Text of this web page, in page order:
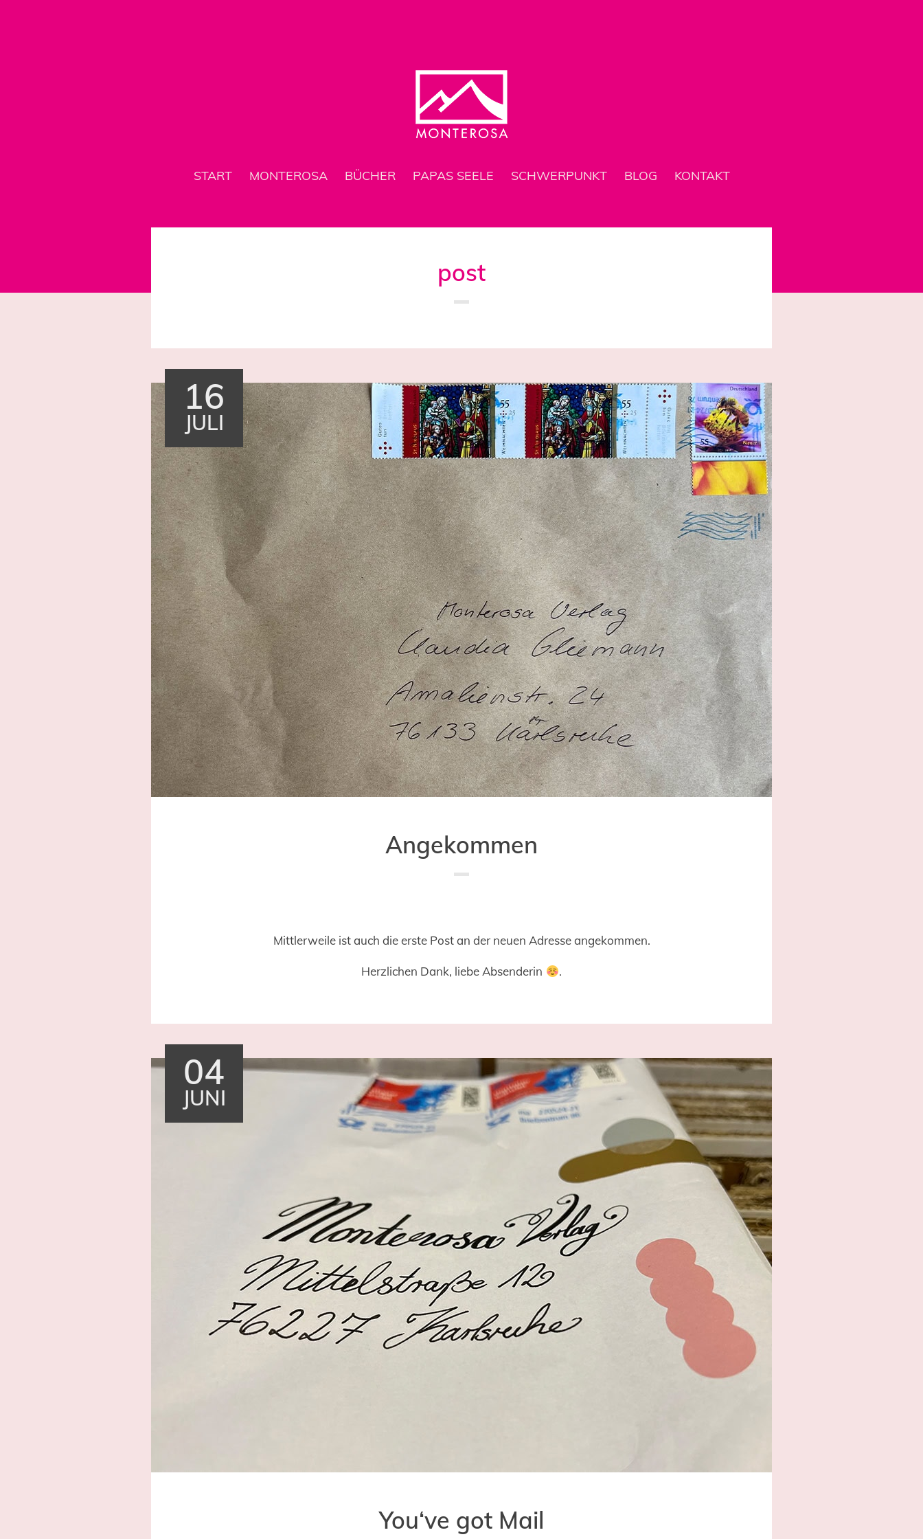
START MONTEROSA BÜCHER PAPAS SEELE SCHWERPUNKT BLOG KONTAKT
post
16
JULI
Angekommen
Mittlerweile ist auch die erste Post an der neuen Adresse angekommen.
Herzlichen Dank, liebe Absenderin .
04
JUNI
You‘ve got Mail